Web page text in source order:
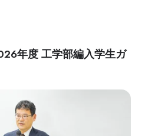
年度 工学部編入学生ガ